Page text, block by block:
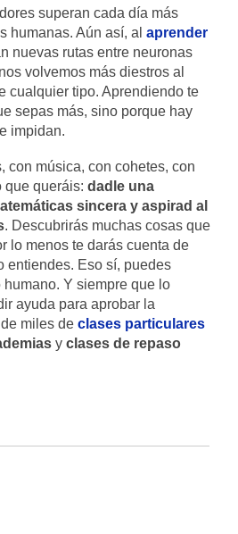
superan cada día más
humanas. Aún así, al aprender
nuevas rutas entre neuronas
volvemos más diestros al
cualquier tipo. Aprendiendo te
sepas más, sino porque hay
impidan.
con música, con cohetes, con
que queráis: dadle una
sincera y aspirad al
. Descubrirás muchas cosas que
lo menos te darás cuenta de
entiendes. Eso sí, puedes
Y siempre que lo
ayuda para aprobar la
miles de clases particulares
y clases de repaso